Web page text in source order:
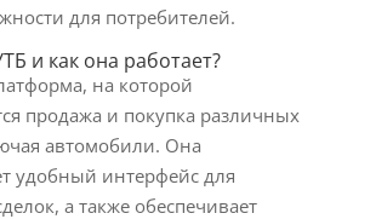
для потребителей.
и как она работает?
на которой
продажа и покупка различных
автомобили. Она
удобный интерфейс для
а также обеспечивает